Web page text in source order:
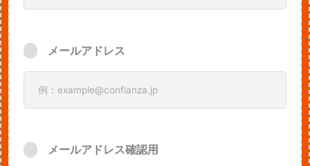
メールアドレス
メールアドレス確認用